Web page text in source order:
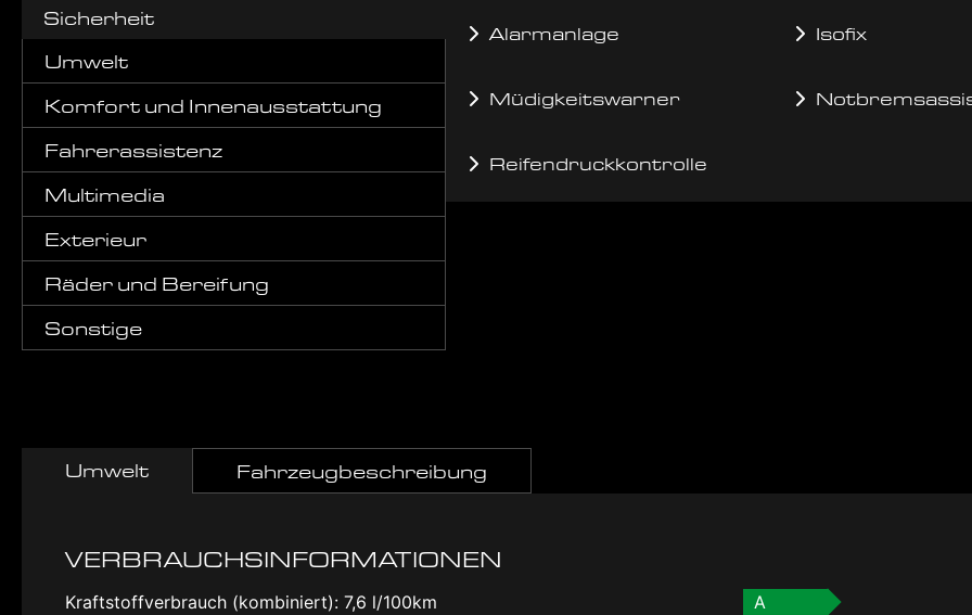
Sicherheit
Umwelt
Komfort und Innenausstattung
Fahrerassistenz
Multimedia
Exterieur
Räder und Bereifung
Sonstige
Alarmanlage Isofix
Müdigkeitswarner
Reifendruckkontrolle
Umwelt Fahrzeugbeschreibung
VERBRAUCHSINFORMATIONEN
Kraftstoffverbrauch (kombiniert): 7,6 l/100km
A